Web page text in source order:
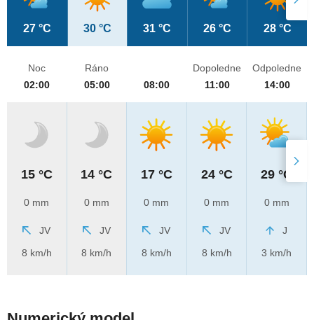
27 °C 30 °C 31 °C 26 °C 28 °C
Noc
02:00
15 °C
0 mm
JV
8 km/h
Ráno
05:00
14 °C
0 mm
JV
8 km/h
08:00
17 °C
0 mm
JV
8 km/h
Dopoledne
11:00
24 °C
0 mm
JV
8 km/h
Odpoledne
14:00
29 °C
0 mm
J
3 km/h